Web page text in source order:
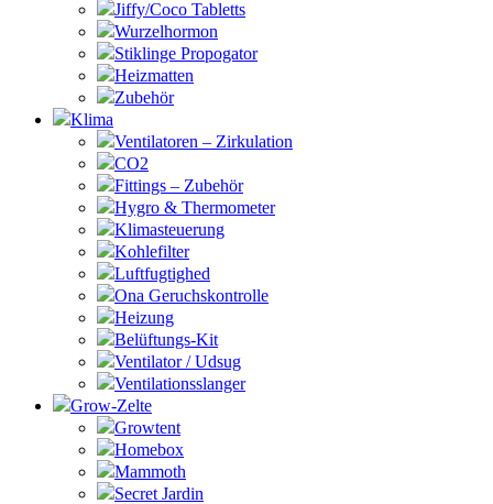
Jiffy/Coco Tabletts
Wurzelhormon
Stiklinge Propogator
Heizmatten
Zubehör
Klima
Ventilatoren – Zirkulation
CO2
Fittings – Zubehör
Hygro & Thermometer
Klimasteuerung
Kohlefilter
Luftfugtighed
Ona Geruchskontrolle
Heizung
Belüftungs-Kit
Ventilator / Udsug
Ventilationsslanger
Grow-Zelte
Growtent
Homebox
Mammoth
Secret Jardin